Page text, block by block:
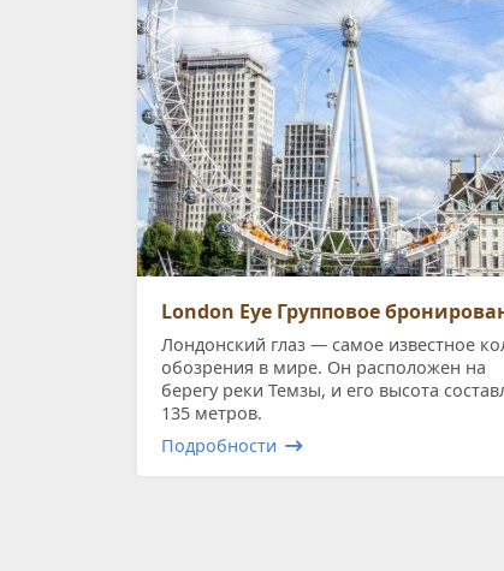
London Eye Групповое
Лондонский глаз — самое известное
обозрения в мире. Он расположен на
берегу реки Темзы, и его высота
135 метров.
Подробности